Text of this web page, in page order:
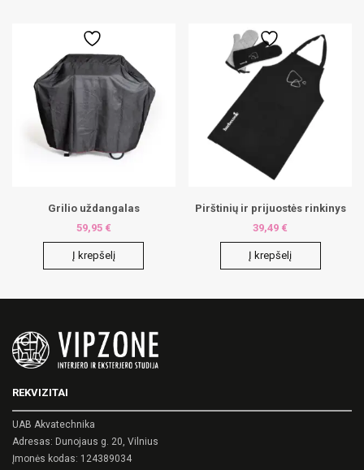
Grilio uždangalas
59,95 €
Į krepšelį
Pirštinių ir prijuostės rinkinys
39,49 €
Į krepšelį
REKVIZITAI
UAB Akvatechnika
Adresas: Dunojaus g. 20, Vilnius
Įmonės kodas: 124389034